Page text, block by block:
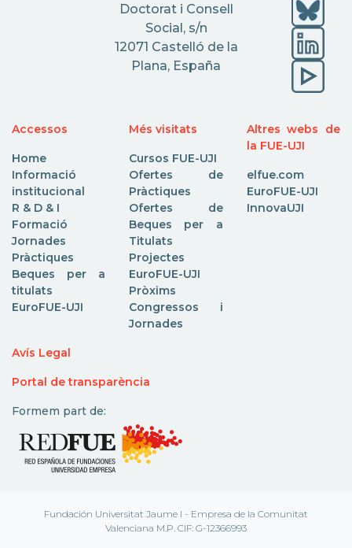
Doctorat i Consell
Social, s/n
12071 Castelló de la
Plana, España
Accessos
Home
Informació
institucional
R & D & I
Formació
Jornades
Pràctiques
Beques per a
titulats
EuroFUE-UJI
Més visitats
Cursos FUE-UJI
Ofertes de
Pràctiques
Ofertes de
Beques per a
Titulats
Projectes
EuroFUE-UJI
Pròxims
Congressos i
Jornades
Altres webs de
la FUE-UJI
elfue.com
EuroFUE-UJI
InnovaUJI
Avís Legal
Portal de transparència
Formem part de:
Fundación Universitat Jaume I - Empresa de la Comunitat
Valenciana M.P. CIF: G-12366993